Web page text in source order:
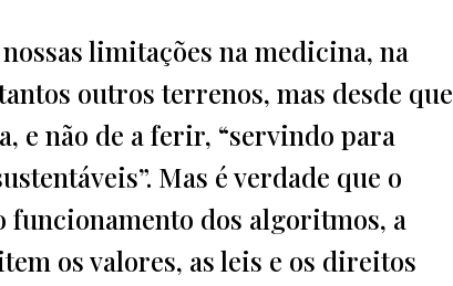
limitações na medicina, na
outros terrenos, mas desde que
e não de a ferir, “servindo para
Mas é verdade que o
dos algoritmos, a
os valores, as leis e os direitos